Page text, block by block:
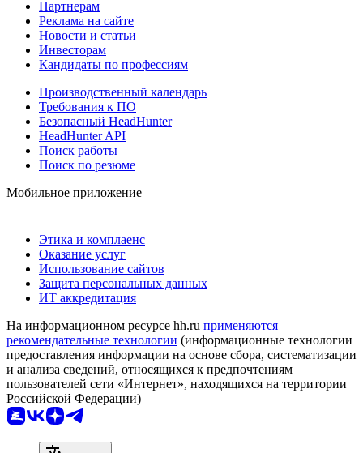
Партнерам
Реклама на сайте
Новости и статьи
Инвесторам
Кандидаты по профессиям
Производственный календарь
Требования к ПО
Безопасный HeadHunter
HeadHunter API
Поиск работы
Поиск по резюме
Мобильное приложение
Этика и комплаенс
Оказание услуг
Использование сайтов
Защита персональных данных
ИТ аккредитация
На информационном ресурсе hh.ru применяются
рекомендательные технологии (информационные технологии
предоставления информации на основе сбора, систематизации
и анализа сведений, относящихся к предпочтениям
пользователей сети «Интернет», находящихся на территории
Российской Федерации)